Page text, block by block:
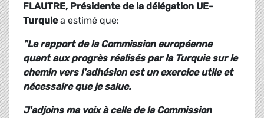
FLAUTRE, Présidente de la délégation UE-
Turquiea estimé que:
"Le rapport de la Commission européenne
quant aux progrès réalisés par la Turquie sur le
chemin vers l'adhésion est un exercice utile et
nécessaire que je salue.
J'adjoins ma voix à celle de la Commission